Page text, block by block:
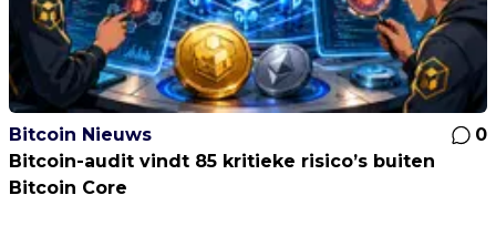
Bitcoin Nieuws
0
Bitcoin-audit vindt 85 kritieke risico’s buiten
Bitcoin Core